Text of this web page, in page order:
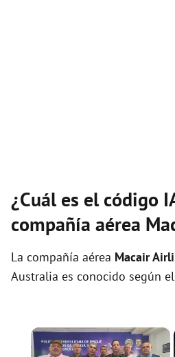
¿Cuál es el código
compañía aérea
La compañía aérea Macair
Australia es conocido según el
×